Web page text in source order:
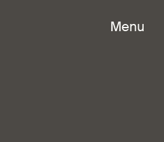
Menu